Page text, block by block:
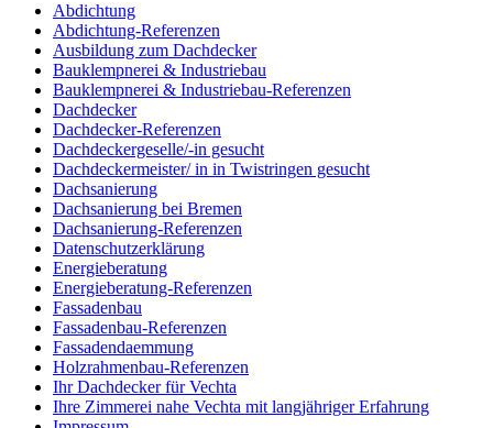
Abdichtung
Abdichtung-Referenzen
Ausbildung zum Dachdecker
Bauklempnerei & Industriebau
Bauklempnerei & Industriebau-Referenzen
Dachdecker
Dachdecker-Referenzen
Dachdeckergeselle/-in gesucht
Dachdeckermeister/ in in Twistringen gesucht
Dachsanierung
Dachsanierung bei Bremen
Dachsanierung-Referenzen
Datenschutzerklärung
Energieberatung
Energieberatung-Referenzen
Fassadenbau
Fassadenbau-Referenzen
Fassadendaemmung
Holzrahmenbau-Referenzen
Ihr Dachdecker für Vechta
Ihre Zimmerei nahe Vechta mit langjähriger Erfahrung